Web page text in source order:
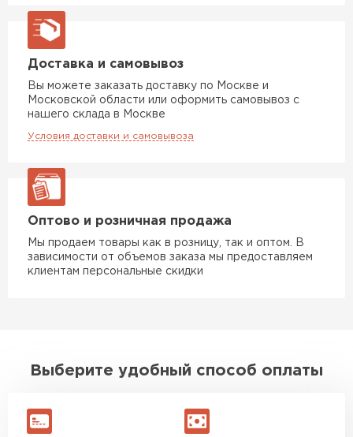
Доставка и самовывоз
Вы можете заказать доставку по Москве и
Московской области или оформить самовывоз с
нашего склада в Москве
Условия доставки и самовывоза
Оптово и розничная продажа
Мы продаем товары как в розницу, так и оптом. В
зависимости от объемов заказа мы предоставляем
клиентам персональные скидки
Выберите удобный способ оплаты
ПЕРЕЙТИ
Утеплитель Технониколь
Гипсокартон